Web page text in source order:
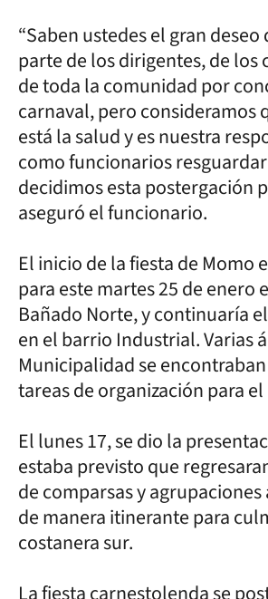
“Saben ustedes el gran
parte de los dirigentes, de los
de toda la comunidad por
carnaval, pero consideramos
está la salud y es nuestra
como funcionarios
decidimos esta postergación
aseguró el funcionario.
El inicio de la fiesta de Momo
para este martes 25 de enero
Bañado Norte, y continuaría
en el barrio Industrial. Varias
Municipalidad se
tareas de organización para
El lunes 17, se dio la
estaba previsto que
de comparsas y
de manera itinerante para
costanera sur.